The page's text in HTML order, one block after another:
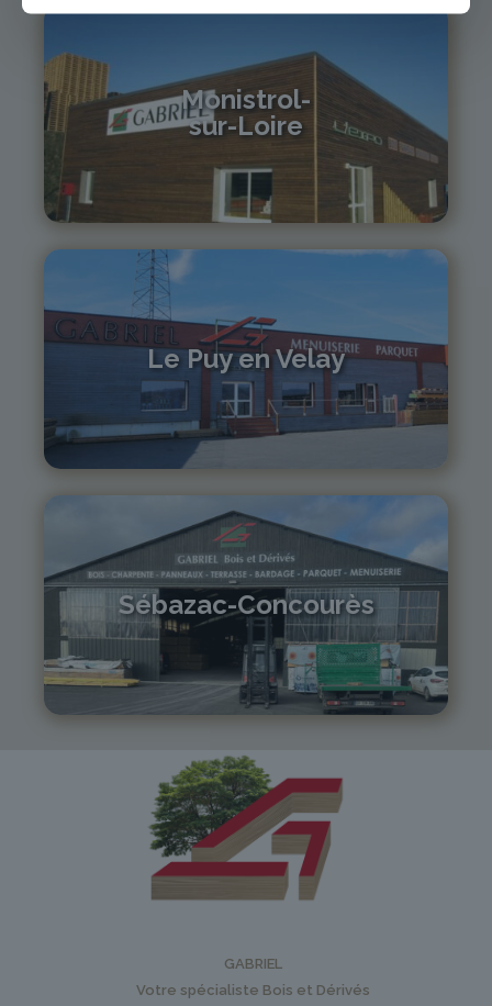
Monistrol-
sur-Loire
monistrol@gabriel-sa.fr
Le Puy en Velay
04 71 01 13 30
lepuy@gabriel-sa.fr
Sébazac-Concourès
05 81 55 83 89
monistrol@gabriel-sa.fr
GABRIEL
Votre spécialiste Bois et Dérivés